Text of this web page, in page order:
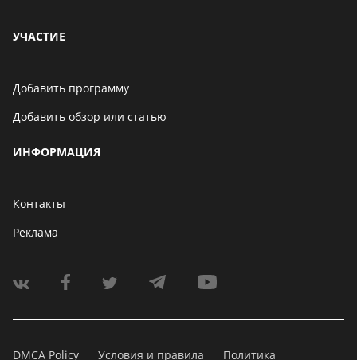
УЧАСТИЕ
Добавить программу
Добавить обзор или статью
ИНФОРМАЦИЯ
Контакты
Реклама
DMCA Policy Условия и правила Политика